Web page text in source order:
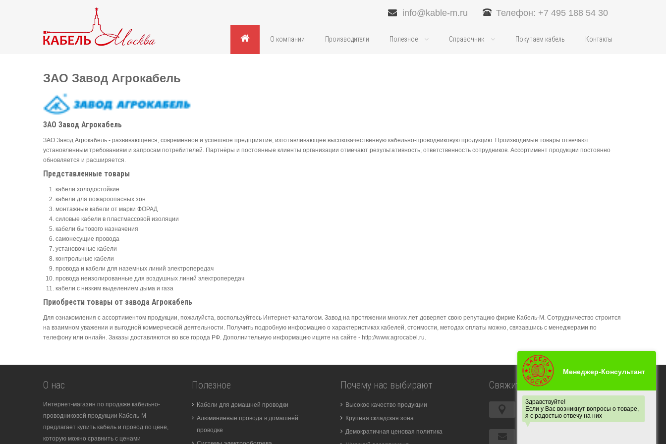
info@kable-m.ru Телефон: +7 495 188 54 30
О компании Производители Полезное Справочник Покупаем кабель Контакты
ЗАО Завод Агрокабель
ЗАО Завод Агрокабель
ЗАО Завод Агрокабель - развивающееся, современное и успешное предприятие, изготавливающее высококачественную кабельно-проводниковую продукцию. Производимые товары отвечают
установленным требованиям и запросам потребителей. Партнёры и постоянные клиенты организации отмечают результативность, ответственность сотрудников. Ассортимент продукции постоянно
обновляется и расширяется.
Представленные товары
кабели холодостойкие
кабели для пожароопасных зон
монтажные кабели от марки ФОРАД
силовые кабели в пластмассовой изоляции
кабели бытового назначения
самонесущие провода
установочные кабели
контрольные кабели
провода и кабели для наземных линий электропередач
провода неизолированные для воздушных линий электропередач
кабели с низким выделением дыма и газа
Приобрести товары от завода Агрокабель
Для ознакомления с ассортиментом продукции, пожалуйста, воспользуйтесь Интернет-каталогом. Завод на протяжении многих лет доверяет свою репутацию фирме Кабель-М. Сотрудничество строится
на взаимном уважении и выгодной коммерческой деятельности. Получить подробную информацию о характеристиках кабелей, стоимости, методах оплаты можно, связавшись с менеджерами по
телефону или онлайн. Заказы доставляются во все города РФ. Дополнительную информацию ищите на сайте - http://www.agrocabel.ru.
О нас
Интернет-магазин по продаже кабельно-
проводниковой продукции Кабель-М
предлагает купить кабель и провод по цене,
которую можно сравнить с ценами
Полезное
Кабели для домашней проводки
Алюминиевые провода в домашней
проводке
Почему нас выбирают
Высокое качество продукции
Крупная складская зона
Демократичная ценовая политика
Свяжитесь с нами
Московская область, город
Щелково, ул Рабочая, дом 8